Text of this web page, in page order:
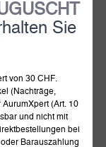
Euro
Sie
von 30 CHF.
(Nachträge,
(Art. 10
und nicht mit
bei
Barauszahlung